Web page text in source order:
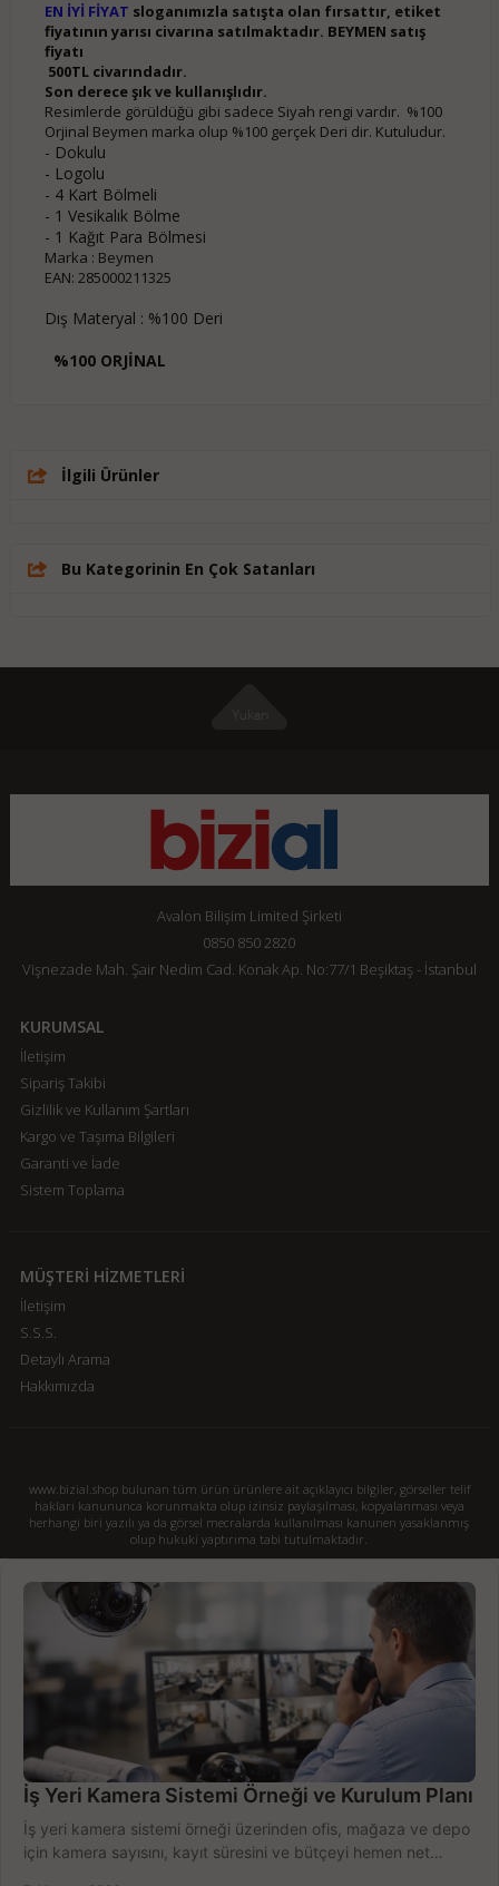
EN İYİ FİYAT sloganımızla satışta olan fırsattır, etiket
fiyatının yarısı civarına satılmaktadır. BEYMEN satış
fiyatı
500TL civarındadır.
Son derece şık ve kullanışlıdır.
Resimlerde görüldüğü gibi sadece Siyah rengi vardır. %100
Orjinal Beymen marka olup %100 gerçek Deri dir. Kutuludur.
- Dokulu
- Logolu
- 4 Kart Bölmeli
- 1 Vesikalık Bölme
- 1 Kağıt Para Bölmesi
Marka : Beymen
EAN: 285000211325
Dış Materyal : %100 Deri
%100 ORJİNAL
İlgili Ürünler
Bu Kategorinin En Çok Satanları
Avalon Bilişim Limited Şirketi
0850 850 2820
Vişnezade Mah. Şair Nedim Cad. Konak Ap. No:77/1 Beşiktaş - İstanbul
KURUMSAL
İletişim
Sipariş Takibi
Gizlilik ve Kullanım Şartları
Kargo ve Taşıma Bilgileri
Garanti ve İade
Sistem Toplama
MÜŞTERİ HİZMETLERİ
İletişim
S.S.S.
Detaylı Arama
Hakkımızda
www.bizial.shop bulunan tüm ürün ürünlere ait açıklayıcı bilgiler, görseller telif
hakları kanununca korunmakta olup izinsiz paylaşılması, kopyalanması veya
herhangi biri yazılı ya da görsel mecralarda kullanılması kanunen yasaklanmış
olup hukuki yaptırıma tabi tutulmaktadır.
İş Yeri Kamera Sistemi Örneği ve Kurulum Planı
İş yeri kamera sistemi örneği üzerinden ofis, mağaza ve depo
için kamera sayısını, kayıt süresini ve bütçeyi hemen net